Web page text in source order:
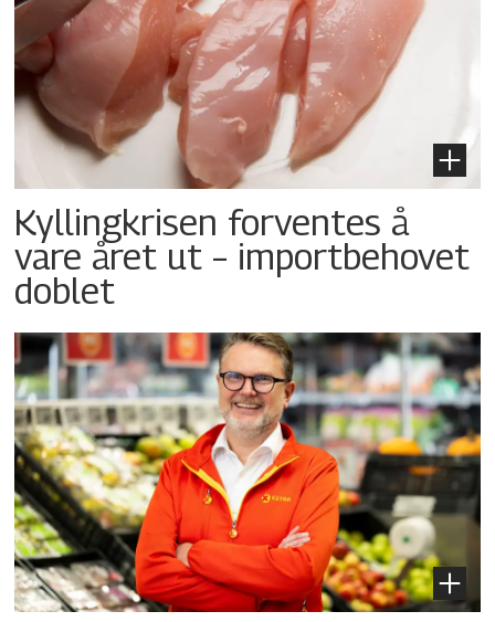
Kyllingkrisen forventes å
vare året ut – importbehovet
doblet